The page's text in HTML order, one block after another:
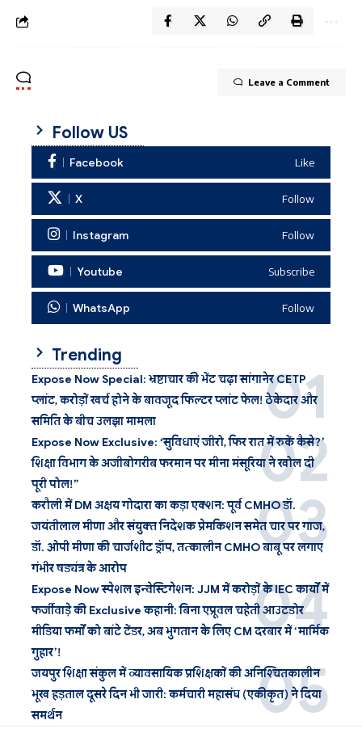
Leave a Comment
Follow US
Facebook Like
X Follow
Instagram Follow
Youtube Subscribe
WhatsApp Follow
Trending
Expose Now Special: भ्रष्टाचार की भेंट चढ़ा सांगानेर CETP
प्लांट, करोड़ों खर्च होने के बावजूद फिल्टर प्लांट फेल! ठेकेदार और
समिति के बीच उलझा मामला
Expose Now Exclusive: ‘सुविधाएं जीरो, फिर रात में रुकें कैसे?’
शिक्षा विभाग के अजीबोगरीब फरमान पर मीना मंसूरिया ने खोल दी
पूरी पोल!”
करौली में DM अक्षय गोदारा का कड़ा एक्शन: पूर्व CMHO डॉ.
जयंतीलाल मीणा और संयुक्त निदेशक प्रेमकिशन समेत चार पर गाज,
डॉ. ओपी मीणा की चार्जशीट ड्रॉप, तत्कालीन CMHO बाबू पर लगाए
गंभीर षड्यंत्र के आरोप
Expose Now स्पेशल इन्वेस्टिगेशन: JJM में करोड़ों के IEC कार्यों में
फर्जीवाड़े की Exclusive कहानी: बिना एप्रूवल चहेती आउटडोर
मीडिया फर्मों को बांटे टेंडर, अब भुगतान के लिए CM दरबार में ‘मार्मिक
गुहार’!
जयपुर शिक्षा संकुल में व्यावसायिक प्रशिक्षकों की अनिश्चितकालीन
भूख हड़ताल दूसरे दिन भी जारी: कर्मचारी महासंघ (एकीकृत) ने दिया
समर्थन